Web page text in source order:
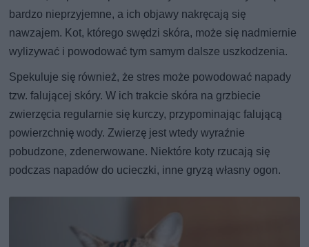
bardzo nieprzyjemne, a ich objawy nakręcają się
nawzajem. Kot, którego swędzi skóra, może się nadmiernie
wylizywać i powodować tym samym dalsze uszkodzenia.
Spekuluje się również, że stres może powodować napady
tzw. falującej skóry. W ich trakcie skóra na grzbiecie
zwierzęcia regularnie się kurczy, przypominając falującą
powierzchnię wody. Zwierzę jest wtedy wyraźnie
pobudzone, zdenerwowane. Niektóre koty rzucają się
podczas napadów do ucieczki, inne gryzą własny ogon.